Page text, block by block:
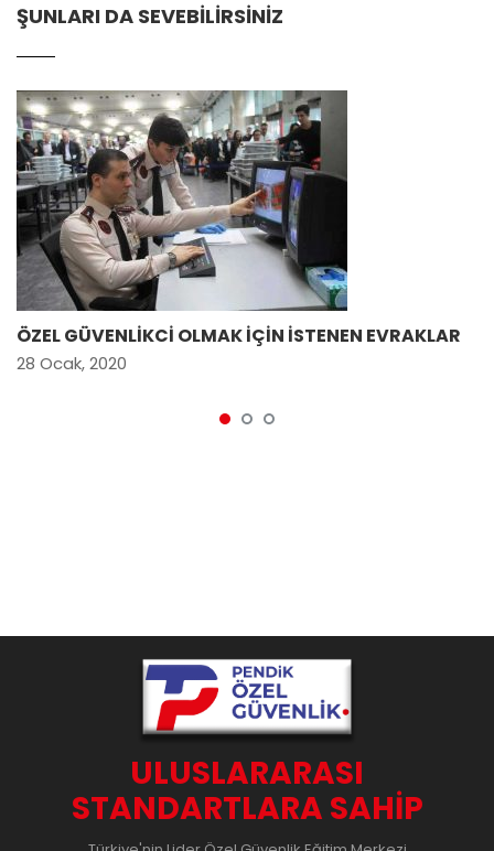
ŞUNLARI DA SEVEBILIRSINIZ
ÖZEL GÜVENLİKCİ OLMAK İÇİN İSTENEN EVRAKLAR
28 Ocak, 2020
ULUSLARARASI
STANDARTLARA SAHIP